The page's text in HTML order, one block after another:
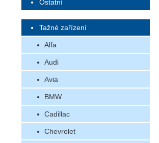
Ostatní
Tažné zařízení
Alfa
Audi
Avia
BMW
Cadillac
Chevrolet